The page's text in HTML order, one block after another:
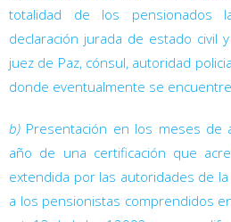
totalidad de los pensionados
declaración jurada de estado civil
juez de Paz, cónsul, autoridad
donde eventualmente se
b) Presentación en los meses de
año de una certificación que
extendida por las autoridades de
a los pensionistas comprendidos